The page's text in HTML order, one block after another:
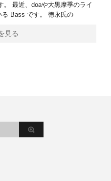
最近、doaや大黒摩季のライ
る Bass です。 徳永氏の
見る